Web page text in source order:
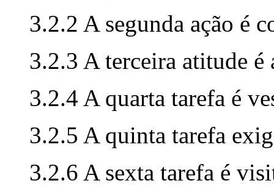
3.2.2 A segunda ação é
3.2.3 A terceira atitude
3.2.4 A quarta tarefa é
3.2.5 A quinta tarefa
3.2.6 A sexta tarefa é